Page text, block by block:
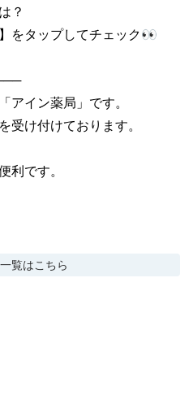
？
をタップしてチェック👀
アイン薬局」です。
受け付けております。
利です。
一覧はこちら